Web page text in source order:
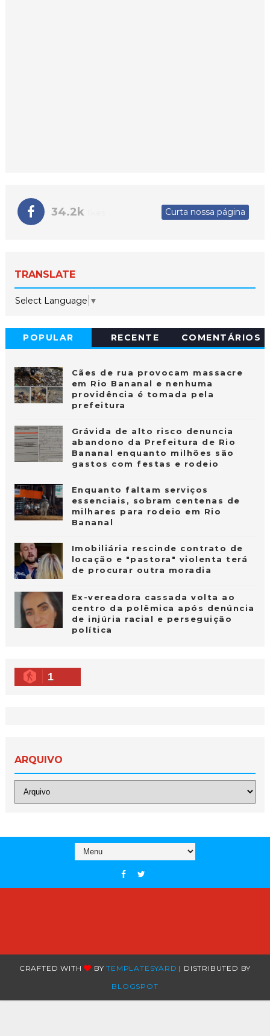
34.2k Curta nossa página
TRANSLATE
Select Language ▼
POPULAR RECENTE COMENTÁRIOS
Cães de rua provocam massacre
em Rio Bananal e nenhuma
providência é tomada pela
prefeitura
Grávida de alto risco denuncia
abandono da Prefeitura de Rio
Bananal enquanto milhões são
gastos com festas e rodeio
Enquanto faltam serviços
essenciais, sobram centenas de
milhares para rodeio em Rio
Bananal
Imobiliária rescinde contrato de
locação e "pastora" violenta terá
de procurar outra moradia
Ex-vereadora cassada volta ao
centro da polêmica após denúncia
de injúria racial e perseguição
política
1
ARQUIVO
CRAFTED WITH BYTEMPLATESYARD | DISTRIBUTED BY
BLOGSPOT